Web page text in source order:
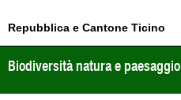
Repubblica e Cantone Ticino
Biodiversità natura e paesaggio